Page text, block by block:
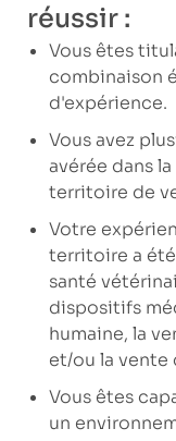
réussir :
Vous êtes
combinaison
d'expérience.
Vous avez
avérée dans
territoire de
Votre
territoire a
santé
dispositifs
humaine, la
et/ou la vente
Vous êtes
un